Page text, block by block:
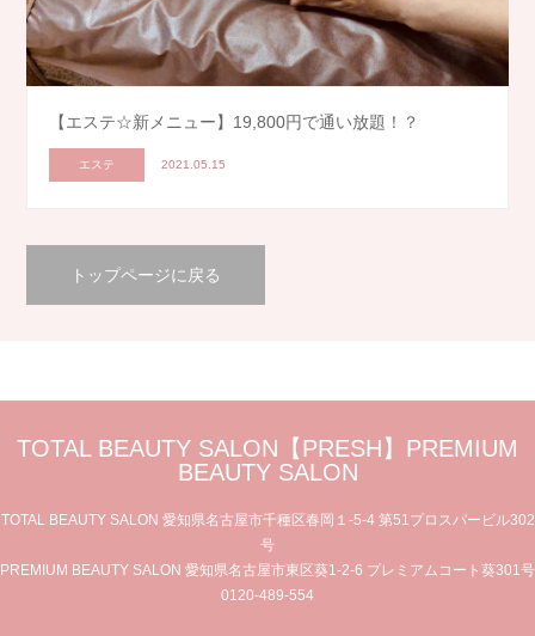
【エステ☆新メニュー】19,800円で通い放題！？
エステ 2021.05.15
トップページに戻る
TOTAL BEAUTY SALON【PRESH】PREMIUM
BEAUTY SALON
TOTAL BEAUTY SALON 愛知県名古屋市千種区春岡１-5-4 第51プロスパービル302
号
PREMIUM BEAUTY SALON 愛知県名古屋市東区葵1-2-6 プレミアムコート葵301号
0120-489-554